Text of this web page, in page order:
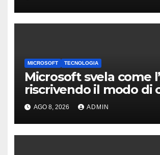
MICROSOFT TECNOLOGIA
Microsoft svela come
riscrivendo il modo di
software
AGO 8, 2026 ADMIN